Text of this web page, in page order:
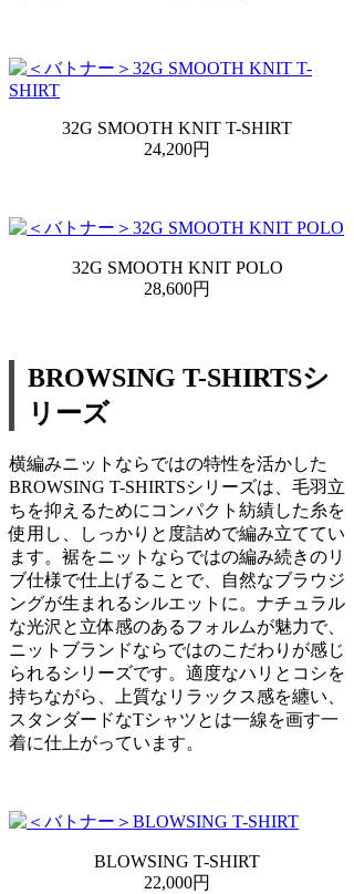
32G SMOOTH KNIT T-SHIRT
24,200円
32G SMOOTH KNIT POLO
28,600円
BROWSING T-SHIRTSシ
リーズ
横編みニットならではの特性を活かした
BROWSING T-SHIRTSシリーズは、毛羽立
ちを抑えるためにコンパクト紡績した糸を
使用し、しっかりと度詰めで編み立ててい
ます。裾をニットならではの編み続きのリ
ブ仕様で仕上げることで、自然なブラウジ
ングが生まれるシルエットに。ナチュラル
な光沢と立体感のあるフォルムが魅力で、
ニットブランドならではのこだわりが感じ
られるシリーズです。適度なハリとコシを
持ちながら、上質なリラックス感を纏い、
スタンダードなTシャツとは一線を画す一
着に仕上がっています。
BLOWSING T-SHIRT
22,000円